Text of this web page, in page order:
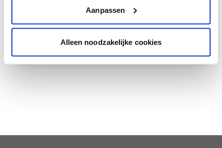
Aanpassen
Alleen noodzakelijke cookies
Krijg kleuradvies op basis van de lichtinval
en je meubels.
van je muren.